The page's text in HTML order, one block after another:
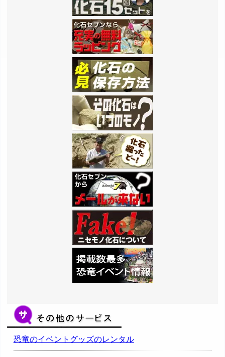
恐竜のイベントグッズのレンタル